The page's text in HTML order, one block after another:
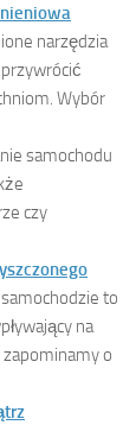
narzędzia
Wybór
samochodu
czy
to
na
o